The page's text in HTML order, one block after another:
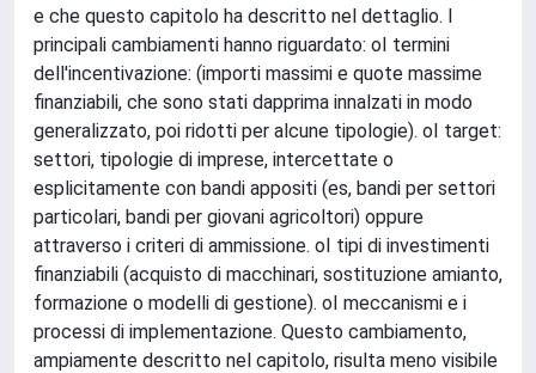
e che questo capitolo ha descritto nel dettaglio. I
principali cambiamenti hanno riguardato: oI termini
dell'incentivazione: (importi massimi e quote massime
finanziabili, che sono stati dapprima innalzati in modo
generalizzato, poi ridotti per alcune tipologie). oI target:
settori, tipologie di imprese, intercettate o
esplicitamente con bandi appositi (es, bandi per settori
particolari, bandi per giovani agricoltori) oppure
attraverso i criteri di ammissione. oI tipi di investimenti
finanziabili (acquisto di macchinari, sostituzione amianto,
formazione o modelli di gestione). oI meccanismi e i
processi di implementazione. Questo cambiamento,
ampiamente descritto nel capitolo, risulta meno visibile